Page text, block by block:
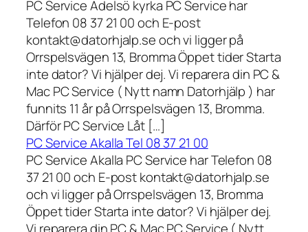
PC Service Adelsö kyrka PC Service har
Telefon 08 37 21 00 och E-post
kontakt@datorhjalp.se och vi ligger på
Orrspelsvägen 13, Bromma Öppet tider Starta
inte dator? Vi hjälper dej. Vi reparera din PC &
Mac PC Service ( Nytt namn Datorhjälp ) har
funnits 11 år på Orrspelsvägen 13, Bromma.
Därför PC Service Låt […]
PC Service Akalla Tel 08 37 21 00
PC Service Akalla PC Service har Telefon 08
37 21 00 och E-post kontakt@datorhjalp.se
och vi ligger på Orrspelsvägen 13, Bromma
Öppet tider Starta inte dator? Vi hjälper dej.